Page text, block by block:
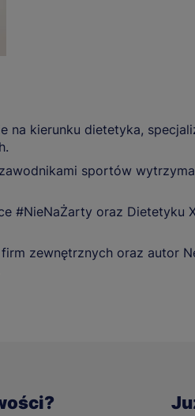
na kierunku dietetyka,
sportów
#NieNaŻarty oraz Dietetyku
zewnętrznych oraz autor